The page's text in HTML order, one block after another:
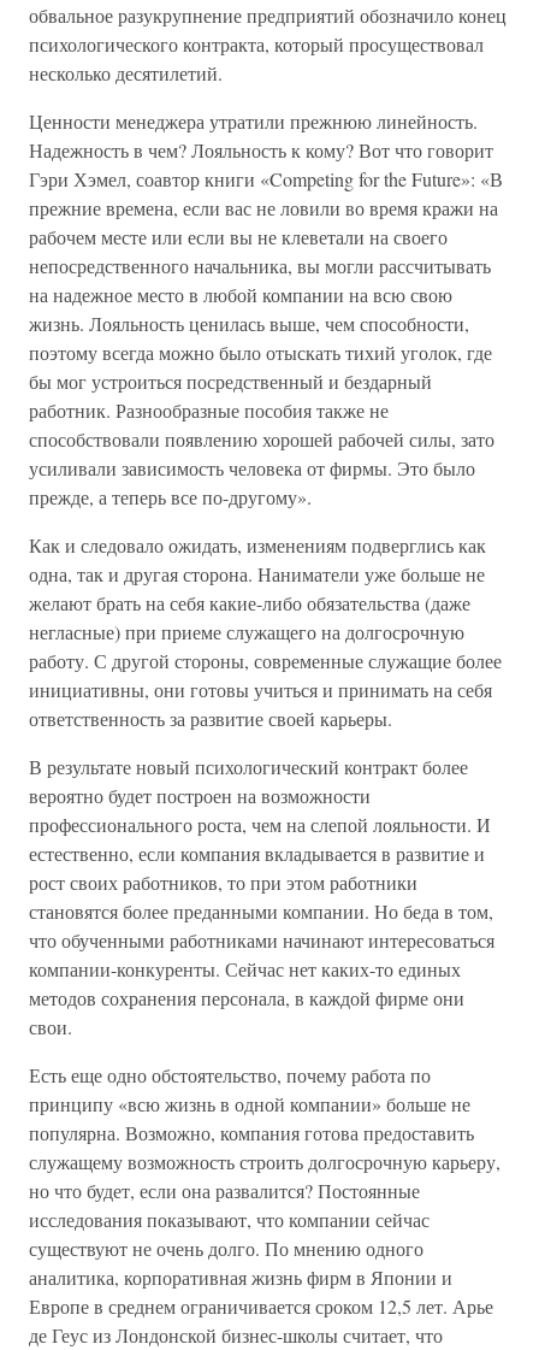
обвальное разукрупнение предприятий обозначило конец
психологического контракта, который просуществовал
несколько десятилетий.
Ценности менеджера утратили прежнюю линейность.
Надежность в чем? Лояльность к кому? Вот что говорит
Гэри Хэмел, соавтор книги «Competing for the Future»: «В
прежние времена, если вас не ловили во время кражи на
рабочем месте или если вы не клеветали на своего
непосредственного начальника, вы могли рассчитывать
на надежное место в любой компании на всю свою
жизнь. Лояльность ценилась выше, чем способности,
поэтому всегда можно было отыскать тихий уголок, где
бы мог устроиться посредственный и бездарный
работник. Разнообразные пособия также не
способствовали появлению хорошей рабочей силы, зато
усиливали зависимость человека от фирмы. Это было
прежде, а теперь все по-другому».
Как и следовало ожидать, изменениям подверглись как
одна, так и другая сторона. Наниматели уже больше не
желают брать на себя какие-либо обязательства (даже
негласные) при приеме служащего на долгосрочную
работу. С другой стороны, современные служащие более
инициативны, они готовы учиться и принимать на себя
ответственность за развитие своей карьеры.
В результате новый психологический контракт более
вероятно будет построен на возможности
профессионального роста, чем на слепой лояльности. И
естественно, если компания вкладывается в развитие и
рост своих работников, то при этом работники
становятся более преданными компании. Но беда в том,
что обученными работниками начинают интересоваться
компании-конкуренты. Сейчас нет каких-то единых
методов сохранения персонала, в каждой фирме они
свои.
Есть еще одно обстоятельство, почему работа по
принципу «всю жизнь в одной компании» больше не
популярна. Возможно, компания готова предоставить
служащему возможность строить долгосрочную карьеру,
но что будет, если она развалится? Постоянные
исследования показывают, что компании сейчас
существуют не очень долго. По мнению одного
аналитика, корпоративная жизнь фирм в Японии и
Европе в среднем ограничивается сроком 12,5 лет. Арье
де Геус из Лондонской бизнес-школы считает, что